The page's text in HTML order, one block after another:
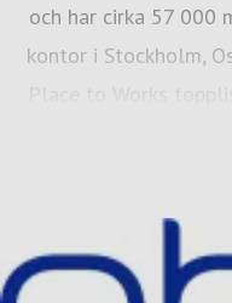
och har cirka 57 000
kontor i Stockholm,